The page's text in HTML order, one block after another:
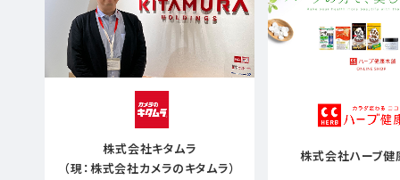
株式会社キタムラ
（現：株式会社カメラのキタムラ）
株式会社ハーブ健